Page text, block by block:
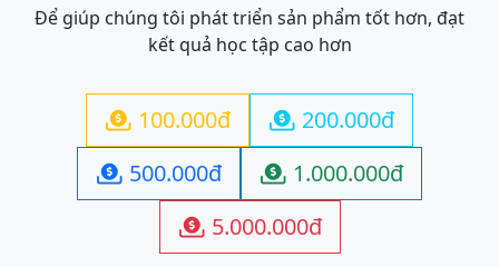
Để giúp chúng tôi phát triển sản phẩm tốt hơn, đạt
kết quả học tập cao hơn
 100.000đ  200.000đ
 500.000đ  1.000.000đ
 5.000.000đ